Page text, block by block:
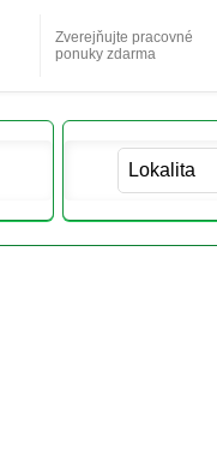
Zverejňujte pracovné
ponuky zdarma